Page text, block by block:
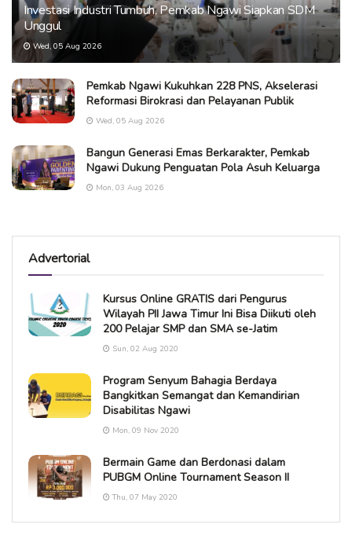
Investasi Industri Tumbuh, Pemkab Ngawi Siapkan SDM
Unggul
Wed, 05 Aug 2026
Pemkab Ngawi Kukuhkan 228 PNS, Akselerasi
Reformasi Birokrasi dan Pelayanan Publik
Wed, 05 Aug 2026
Bangun Generasi Emas Berkarakter, Pemkab
Ngawi Dukung Penguatan Pola Asuh Keluarga
Mon, 03 Aug 2026
Advertorial
Kursus Online GRATIS dari Pengurus
Wilayah PII Jawa Timur Ini Bisa Diikuti oleh
200 Pelajar SMP dan SMA se-Jatim
Sun, 02 Aug 2020
Program Senyum Bahagia Berdaya
Bangkitkan Semangat dan Kemandirian
Disabilitas Ngawi
Mon, 09 Nov 2020
Bermain Game dan Berdonasi dalam
PUBGM Online Tournament Season II
Thu, 07 May 2020